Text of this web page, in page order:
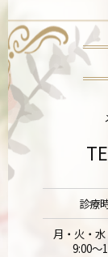
診療
月・火・
9:00～